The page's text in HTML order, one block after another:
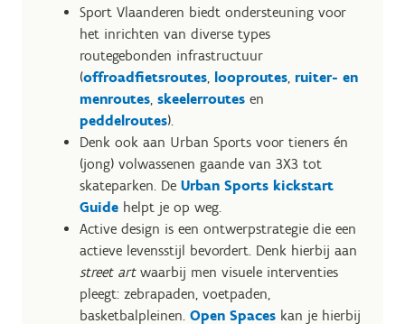
Sport Vlaanderen biedt ondersteuning voor
het inrichten van diverse types
routegebonden infrastructuur
(offroadfietsroutes, looproutes, ruiter- en
menroutes, skeelerroutes en
peddelroutes).
Denk ook aan Urban Sports voor tieners én
(jong) volwassenen gaande van 3X3 tot
skateparken. De Urban Sports kickstart
Guide helpt je op weg.
Active design is een ontwerpstrategie die een
actieve levensstijl bevordert. Denk hierbij aan
street artwaarbij men visuele interventies
pleegt: zebrapaden, voetpaden,
basketbalpleinen. Open Spaces kan je hierbij